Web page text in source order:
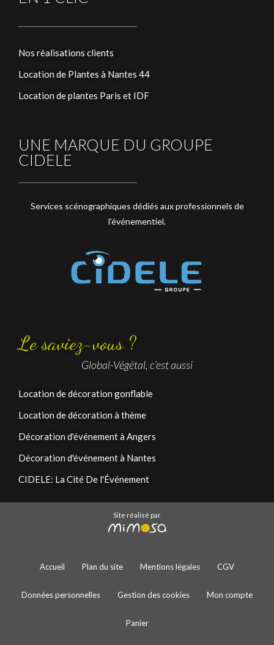
Nos réalisations clients
Location de Plantes à Nantes 44
Location de plantes Paris et IDF
UNE MARQUE DU GROUPE
CIDELE
Services scénographiques dédiés aux professionnels de
l’événementiel.
Le saviez-vous ?
Global-Végétal, c’est aussi
Location de décoration gonflable
Location de décoration à thème
Décoration d'événement à Angers
Décoration d'événement à Nantes
CIDELE: La Cité De l'Événement
Site réalisé par
Accueil Plan du site Mentions légales CGV
Données personnelles Gestion des cookies Mon compte
Panier